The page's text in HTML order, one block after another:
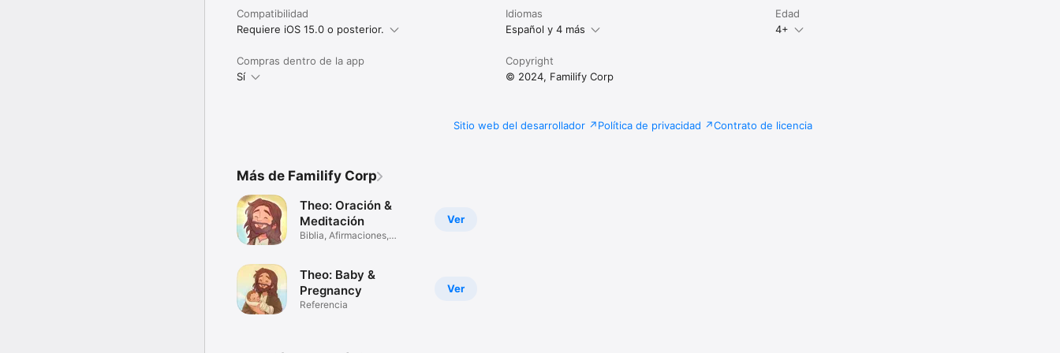
• Soporte: info@familify.com
Compatibilidad
Requiere iOS 15.0 o posterior.
Idiomas
Español y 4 más
Edad
4+
Compras dentro de la app
Sí
Copyright
© 2024, Familify Corp
Sitio web del desarrollador Política de privacidad Contrato de licencia
Más de Familify Corp
Ver
Theo: Oración &
Meditación
Biblia, Afirmaciones,
Ver
Theo: Baby &
Pregnancy
Referencia